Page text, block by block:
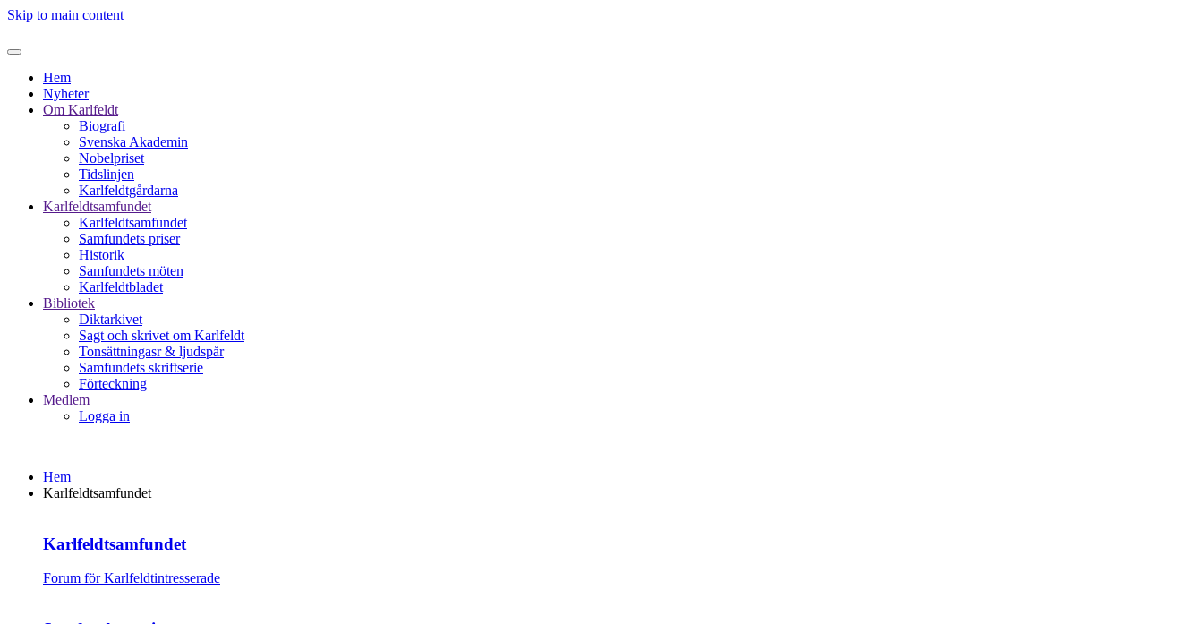
Skip to main content
Hem
Nyheter
Om Karlfeldt
Biografi
Svenska Akademin
Nobelpriset
Tidslinjen
Karlfeldtgårdarna
Karlfeldtsamfundet
Karlfeldtsamfundet
Samfundets priser
Historik
Samfundets möten
Karlfeldtbladet
Bibliotek
Diktarkivet
Sagt och skrivet om Karlfeldt
Tonsättningasr & ljudspår
Samfundets skriftserie
Förteckning
Medlem
Logga in
Hem
Karlfeldtsamfundet
Karlfeldtsamfundet
Forum för Karlfeldtintresserade